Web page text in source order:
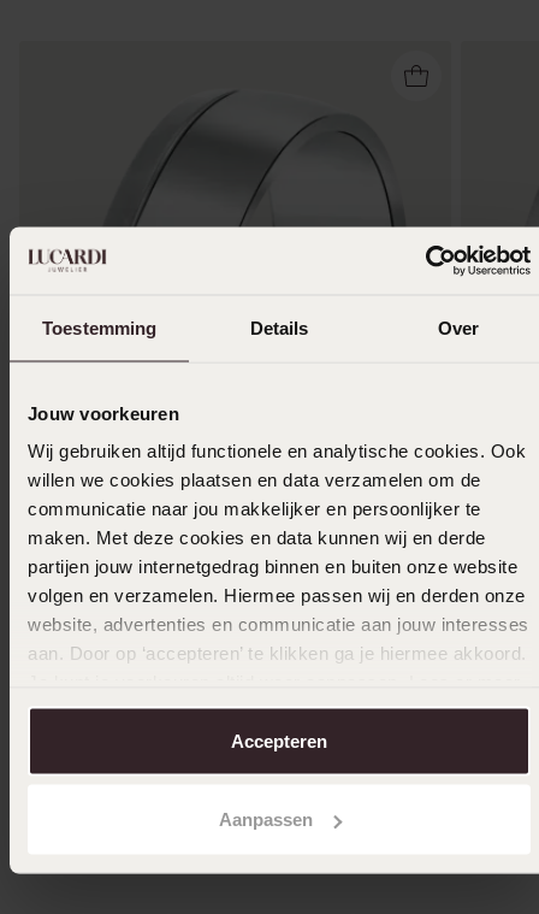
Toestemming Details Over
Jouw voorkeuren
Wij gebruiken altijd functionele en analytische cookies. Ook
willen we cookies plaatsen en data verzamelen om de
communicatie naar jou makkelijker en persoonlijker te
maken. Met deze cookies en data kunnen wij en derde
partijen jouw internetgedrag binnen en buiten onze website
volgen en verzamelen. Hiermee passen wij en derden onze
website, advertenties en communicatie aan jouw interesses
aan. Door op ‘accepteren’ te klikken ga je hiermee akkoord.
over in onscookiebeleid.
Accepteren
Aanpassen
-70% Personaliseer